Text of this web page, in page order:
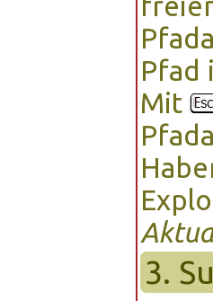
Pfad
Mit
3.